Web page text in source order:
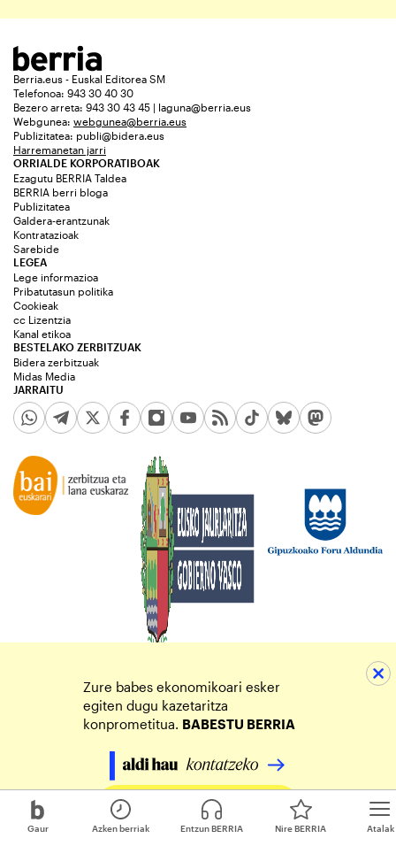
Gaur Atalak
Azken berriak Entzun BERRIA Nire BERRIA
Berria.eus - Euskal Editorea SM
Telefonoa: 943 30 40 30
Bezero arreta: 943 30 43 45 | laguna@berria.eus
Webgunea: webgunea@berria.eus
Publizitatea: publi@bidera.eus
Harremanetan jarri
ORRIALDE KORPORATIBOAK
Ezagutu BERRIA Taldea
BERRIA berri bloga
Publizitatea
Galdera-erantzunak
Kontratazioak
Sarebide
JARRAITU
LEGEA
Lege informazioa
Pribatutasun politika
Cookieak
cc Lizentzia
Kanal etikoa
BESTELAKO ZERBITZUAK
Bidera zerbitzuak
Midas Media
Zure babes ekonomikoari esker
egiten dugu kazetaritza
konprometitua. BABESTU BERRIA
Egin zure ekarpena